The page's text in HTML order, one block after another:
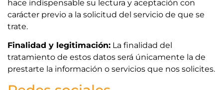
hace indispensable su lectura y aceptación con
carácter previo a la solicitud del servicio de que se
trate.
Finalidad y legitimación: La finalidad del
tratamiento de estos datos será únicamente la de
prestarte la información o servicios que nos solicites.